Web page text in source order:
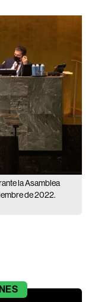
la Asamblea
de 2022.